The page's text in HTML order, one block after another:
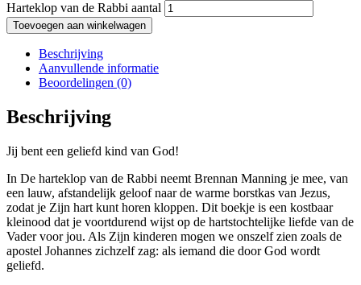
Harteklop van de Rabbi aantal
Toevoegen aan winkelwagen
Beschrijving
Aanvullende informatie
Beoordelingen (0)
Beschrijving
Jij bent een geliefd kind van God!
In De harteklop van de Rabbi neemt Brennan Manning je mee, van
een lauw, afstandelijk geloof naar de warme borstkas van Jezus,
zodat je Zijn hart kunt horen kloppen. Dit boekje is een kostbaar
kleinood dat je voortdurend wijst op de hartstochtelijke liefde van de
Vader voor jou. Als Zijn kinderen mogen we onszelf zien zoals de
apostel Johannes zichzelf zag: als iemand die door God wordt
geliefd.